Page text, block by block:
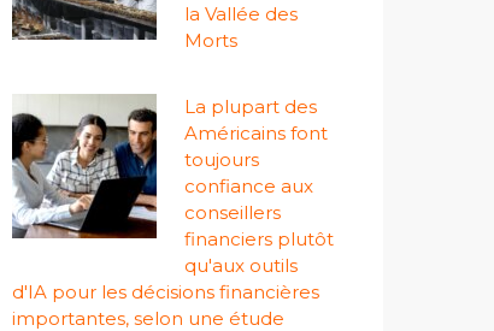
la Vallée des
Morts
La plupart des
Américains font
toujours
confiance aux
conseillers
financiers plutôt
qu'aux outils
d'IA pour les décisions financières
importantes, selon une étude